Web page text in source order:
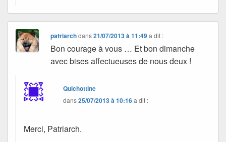
patriarchdans21/07/2013 à 11:49 a dit :
Bon courage à vous … Et bon dimanche
avec bises affectueuses de nous deux !
Quichottine
dans25/07/2013 à 10:16a dit :
Merci, Patriarch.